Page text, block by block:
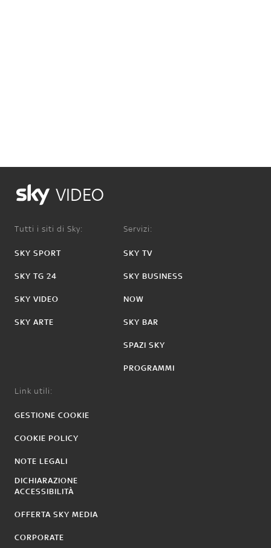
VIDEO
Tutti i siti di Sky:
SKY SPORT
SKY TG 24
SKY VIDEO
SKY ARTE
Servizi:
SKY TV
SKY BUSINESS
NOW
SKY BAR
SPAZI SKY
PROGRAMMI
Link utili:
GESTIONE COOKIE
COOKIE POLICY
NOTE LEGALI
DICHIARAZIONE
ACCESSIBILITÀ
OFFERTA SKY MEDIA
CORPORATE